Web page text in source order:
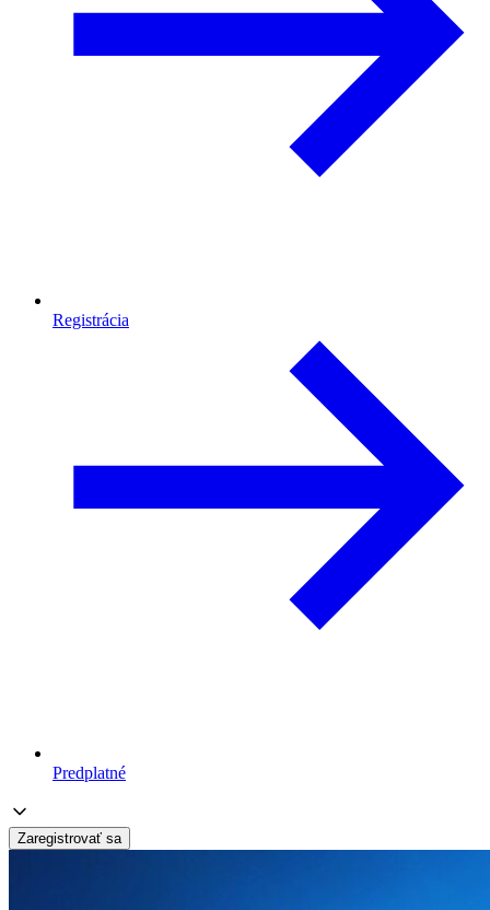
Registrácia
Predplatné
Zaregistrovať sa